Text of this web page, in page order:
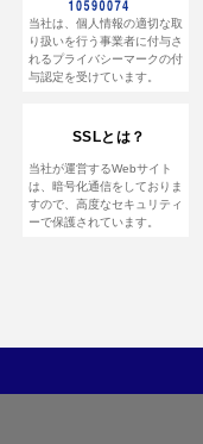
当社は、個人情報の適切な取
り扱いを行う事業者に付与さ
れるプライバシーマークの付
与認定を受けています。
SSLとは？
当社が運営するWebサイト
は、暗号化通信をしておりま
すので、高度なセキュリティ
ーで保護されています。